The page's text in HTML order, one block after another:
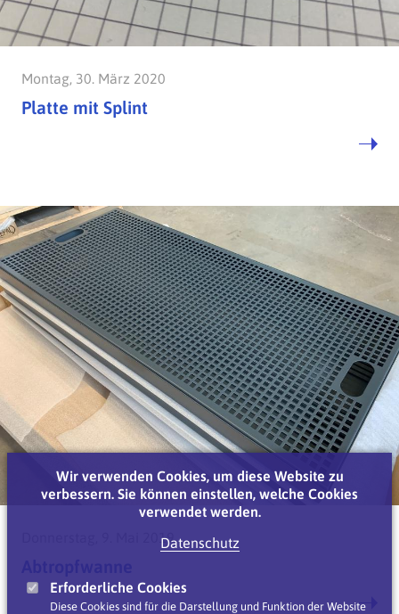
Wir verwenden Cookies, um diese Website zu
verbessern. Sie können einstellen, welche Cookies
verwendet werden.
Datenschutz
Erforderliche Cookies
Diese Cookies sind für die Darstellung und Funktion der Website
Montag, 30. März 2020
Platte mit Splint
Donnerstag, 9. Mai 2019